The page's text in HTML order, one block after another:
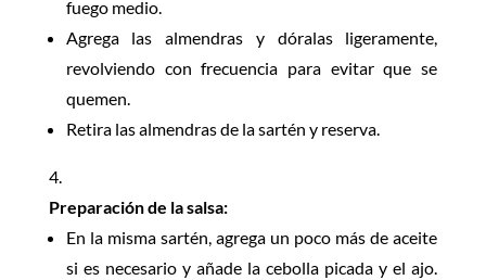
fuego medio.
Agrega las almendras y dóralas ligeramente,
revolviendo con frecuencia para evitar que se
quemen.
Retira las almendras de la sartén y reserva.
Preparación de la salsa:
En la misma sartén, agrega un poco más de aceite
si es necesario y añade la cebolla picada y el ajo.